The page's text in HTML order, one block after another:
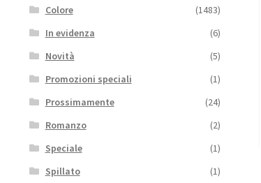
Colore
(1483)
In evidenza
(6)
Novità
(5)
Promozioni speciali
(1)
Prossimamente
(24)
Romanzo
(2)
Speciale
(1)
Spillato
(1)